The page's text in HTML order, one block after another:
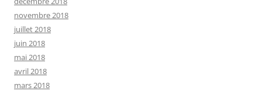
novembre 2018
juillet 2018
juin 2018
mai 2018
avril 2018
mars 2018